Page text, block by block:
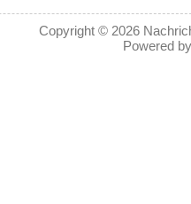
Copyright © 2026
Powered